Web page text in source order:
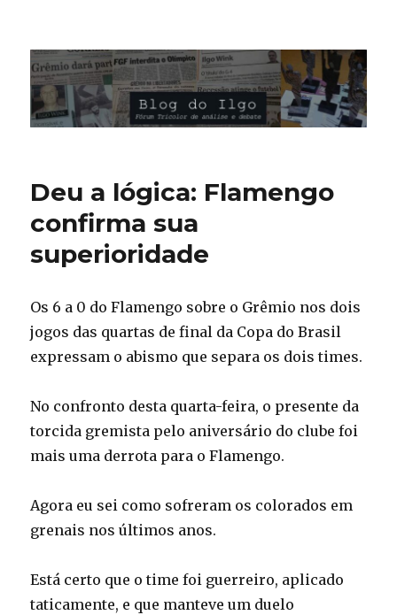
Blog do Ilgo Wink
Deu a lógica: Flamengo
confirma sua
superioridade
Os 6 a 0 do Flamengo sobre o Grêmio nos dois
jogos das quartas de final da Copa do Brasil
expressam o abismo que separa os dois times.
No confronto desta quarta-feira, o presente da
torcida gremista pelo aniversário do clube foi
mais uma derrota para o Flamengo.
Agora eu sei como sofreram os colorados em
grenais nos últimos anos.
Está certo que o time foi guerreiro, aplicado
taticamente, e que manteve um duelo